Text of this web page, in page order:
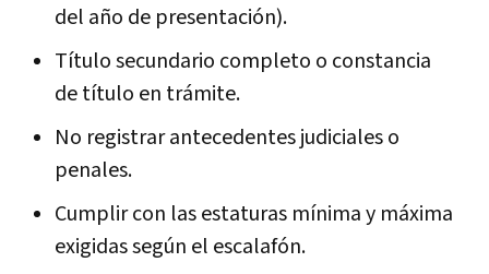
del año de presentación).
Título secundario completo o constancia
de título en trámite.
No registrar antecedentes judiciales o
penales.
Cumplir con las estaturas mínima y máxima
exigidas según el escalafón.